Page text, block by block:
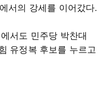
서의 강세를 이어갔다.
서도 민주당 박찬대
유정복 후보를 누르고